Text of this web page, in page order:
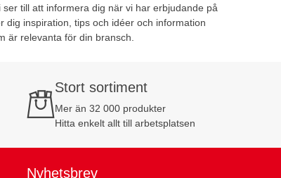
till att informera dig när vi har erbjudande på
inspiration, tips och idéer och information
är relevanta för din bransch.
Stort sortiment
Mer än 32 000 produkter
Hitta enkelt allt till arbetsplatsen
Nyhetsbrev